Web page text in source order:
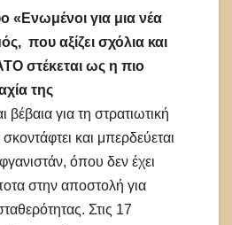
«Ενωμένοι για μια νέα
, που αξίζει σχόλια και
στέκεται ως η πιο
της
βέβαια για τη στρατιωτική
και μπερδεύεται
όπου δεν έχει
στην αποστολή για
Στις 17